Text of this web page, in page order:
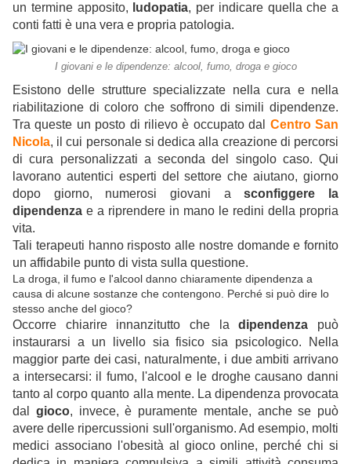
un termine apposito,
ludopatia, per indicare quella che a
conti fatti è una vera e propria patologia.
I giovani e le dipendenze: alcool, fumo, droga e gioco
Esistono delle strutture specializzate nella cura e nella
riabilitazione di coloro che soffrono di simili dipendenze.
Tra queste un posto di rilievo è occupato dal Centro San
Nicola, il cui personale si dedica alla creazione di percorsi
di cura personalizzati a seconda del singolo caso. Qui
lavorano autentici esperti del settore che aiutano, giorno
dopo giorno, numerosi giovani asconfiggere
la
dipendenza e a riprendere in mano le redini della propria
vita.
Tali terapeuti hanno risposto alle nostre domande e fornito
un affidabile punto di vista sulla questione.
La droga, il fumo e l'alcool danno chiaramente dipendenza a
causa di alcune sostanze che contengono. Perché si può dire lo
stesso anche del gioco?
Occorre chiarire innanzitutto che ladipendenza può
instaurarsi a un livello sia fisico sia psicologico. Nella
maggior parte dei casi, naturalmente, i due ambiti arrivano
a intersecarsi: il fumo, l'alcool e le droghe causano danni
tanto al corpo quanto alla mente. La dipendenza provocata
dal gioco, invece, è puramente mentale, anche se può
avere delle ripercussioni sull'organismo. Ad esempio, molti
medici associano l'obesità al gioco online, perché chi si